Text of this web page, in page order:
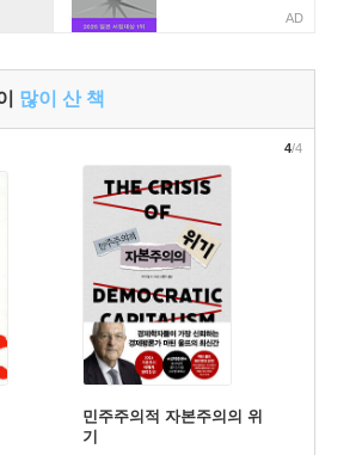
AD
많이 산 책
민주주의적 자본주의의 위
기
4/4